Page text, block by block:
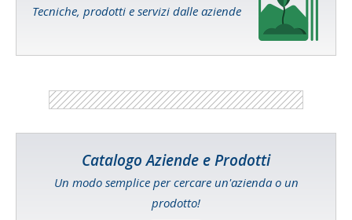
Tecniche, prodotti e servizi dalle aziende
Catalogo Aziende e Prodotti
Un modo semplice per cercare un'azienda o un
prodotto!